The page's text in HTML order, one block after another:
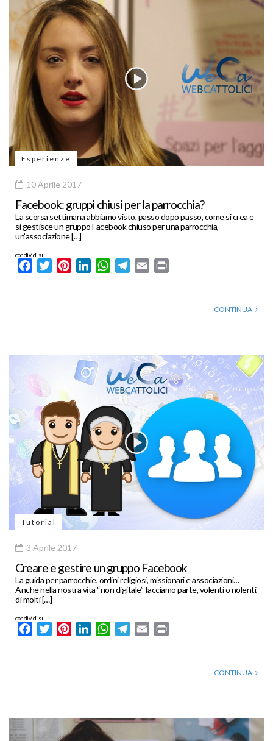
Esperienze
10 Aprile 2017
Facebook: gruppi chiusi per la parrocchia?
La scorsa settimana abbiamo visto, passo dopo passo, come si crea e
si gestisce un gruppo Facebook chiuso per una parrocchia,
un’associazione […]
condividi su
FacebookTwitterPinterestLinkedInWhatsApp
Telegram
Email
CONTINUA
Tutorial
3 Aprile 2017
Creare e gestire un gruppo Facebook
La guida per parrocchie, ordini religiosi, missionari e associazioni…
Anche nella nostra vita “non digitale” facciamo parte, volenti o nolenti,
di molti […]
condividi su
FacebookTwitterPinterestLinkedInWhatsApp
Telegram
Email
CONTINUA